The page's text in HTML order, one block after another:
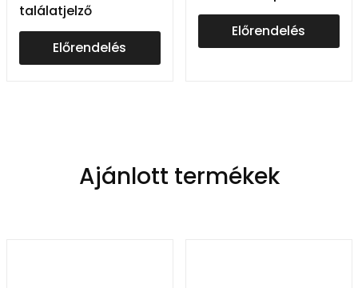
találatjelző
Előrendelés
Előrendelés
Ajánlott termékek